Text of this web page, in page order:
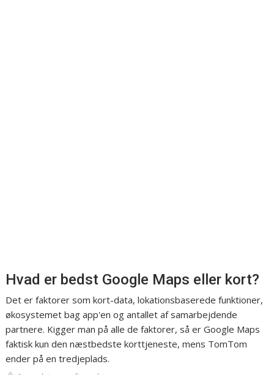
Hvad er bedst Google Maps eller kort?
Det er faktorer som kort-data, lokationsbaserede funktioner,
økosystemet bag app'en og antallet af samarbejdende
partnere. Kigger man på alle de faktorer, så er Google Maps
faktisk kun den næstbedste korttjeneste, mens TomTom
ender på en tredjeplads.